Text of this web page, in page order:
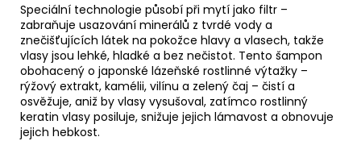
Speciální technologie působí při mytí jako filtr –
zabraňuje usazování minerálů z tvrdé vody a
znečišťujících látek na pokožce hlavy a vlasech, takže
vlasy jsou lehké, hladké a bez nečistot. Tento šampon
obohacený o japonské lázeňské rostlinné výtažky –
rýžový extrakt, kamélii, vilínu a zelený čaj – čistí a
osvěžuje, aniž by vlasy vysušoval, zatímco rostlinný
keratin vlasy posiluje, snižuje jejich lámavost a obnovuje
jejich hebkost.